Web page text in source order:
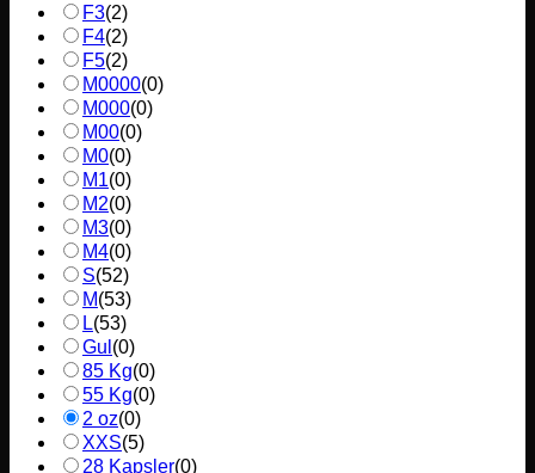
F3(2)
F4(2)
F5(2)
M0000(0)
M000(0)
M00(0)
M0(0)
M1(0)
M2(0)
M3(0)
M4(0)
S(52)
M(53)
L(53)
Gul (0)
85 Kg(0)
55 Kg(0)
2 oz(0)
XXS(5)
28 Kapsler(0)